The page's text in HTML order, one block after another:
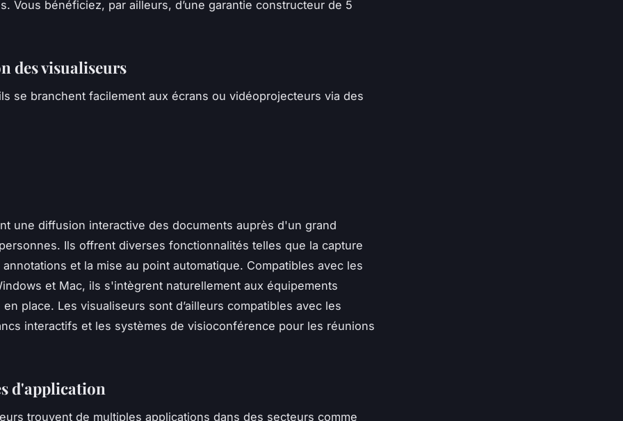
Vous bénéficiez, par ailleurs, d’une garantie constructeur de 5
des visualiseurs
se branchent facilement aux écrans ou vidéoprojecteurs via des
une diffusion interactive des documents auprès d'un grand
Ils offrent diverses fonctionnalités telles que la capture
et la mise au point automatique. Compatibles avec les
et Mac, ils s'intègrent naturellement aux équipements
place. Les visualiseurs sont d’ailleurs compatibles avec les
interactifs et les systèmes de visioconférence pour les réunions
d'application
trouvent de multiples applications dans des secteurs comme